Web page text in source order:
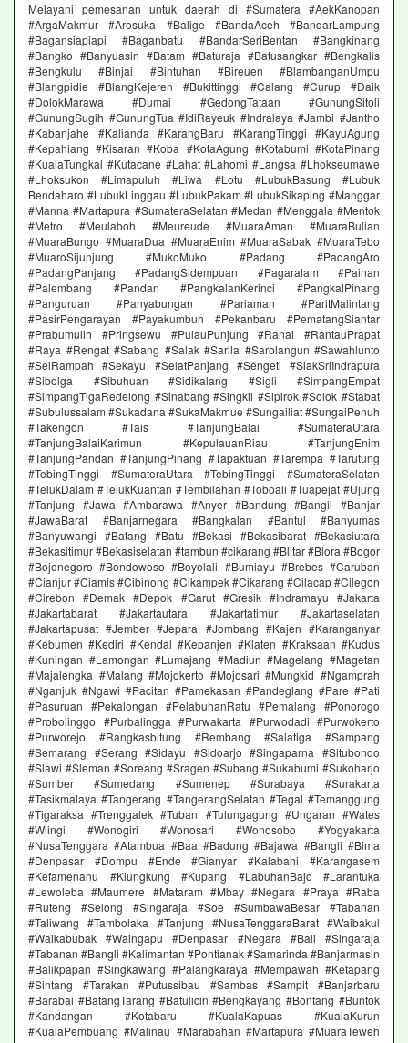
Melayani pemesanan untuk daerah di #Sumatera #AekKanopan
#ArgaMakmur #Arosuka #Balige #BandaAceh #BandarLampung
#Bagansiapiapi #Baganbatu #BandarSeriBentan #Bangkinang
#Bangko #Banyuasin #Batam #Baturaja #Batusangkar #Bengkalis
#Bengkulu #Binjai #Bintuhan #Bireuen #BlambanganUmpu
#Blangpidie #BlangKejeren #Bukittinggi #Calang #Curup #Daik
#DolokMarawa #Dumai #GedongTataan #GunungSitoli
#GunungSugih #GunungTua #IdiRayeuk #Indralaya #Jambi #Jantho
#Kabanjahe #Kalianda #KarangBaru #KarangTinggi #KayuAgung
#Kepahiang #Kisaran #Koba #KotaAgung #Kotabumi #KotaPinang
#KualaTungkal #Kutacane #Lahat #Lahomi #Langsa #Lhokseumawe
#Lhoksukon #Limapuluh #Liwa #Lotu #LubukBasung #Lubuk
Bendaharo #LubukLinggau #LubukPakam #LubukSikaping #Manggar
#Manna #Martapura #SumateraSelatan #Medan #Menggala #Mentok
#Metro #Meulaboh #Meureude #MuaraAman #MuaraBulian
#MuaraBungo #MuaraDua #MuaraEnim #MuaraSabak #MuaraTebo
#MuaroSijunjung #MukoMuko #Padang #PadangAro
#PadangPanjang #PadangSidempuan #Pagaralam #Painan
#Palembang #Pandan #PangkalanKerinci #PangkalPinang
#Panguruan #Panyabungan #Pariaman #ParitMalintang
#PasirPengarayan #Payakumbuh #Pekanbaru #PematangSiantar
#Prabumulih #Pringsewu #PulauPunjung #Ranai #RantauPrapat
#Raya #Rengat #Sabang #Salak #Sarila #Sarolangun #Sawahlunto
#SeiRampah #Sekayu #SelatPanjang #Sengeti #SiakSriIndrapura
#Sibolga #Sibuhuan #Sidikalang #Sigli #SimpangEmpat
#SimpangTigaRedelong #Sinabang #Singkil #Sipirok #Solok #Stabat
#Subulussalam #Sukadana #SukaMakmue #Sungailiat #SungaiPenuh
#Takengon #Tais #TanjungBalai #SumateraUtara
#TanjungBalaiKarimun #KepulauanRiau #TanjungEnim
#TanjungPandan #TanjungPinang #Tapaktuan #Tarempa #Tarutung
#TebingTinggi #SumateraUtara #TebingTinggi #SumateraSelatan
#TelukDalam #TelukKuantan #Tembilahan #Toboali #Tuapejat #Ujung
#Tanjung #Jawa #Ambarawa #Anyer #Bandung #Bangil #Banjar
#JawaBarat #Banjarnegara #Bangkalan #Bantul #Banyumas
#Banyuwangi #Batang #Batu #Bekasi #Bekasibarat #Bekasiutara
#Bekasitimur #Bekasiselatan #tambun #cikarang #Blitar #Blora #Bogor
#Bojonegoro #Bondowoso #Boyolali #Bumiayu #Brebes #Caruban
#Cianjur #Ciamis #Cibinong #Cikampek #Cikarang #Cilacap #Cilegon
#Cirebon #Demak #Depok #Garut #Gresik #Indramayu #Jakarta
#Jakartabarat #Jakartautara #Jakartatimur #Jakartaselatan
#Jakartapusat #Jember #Jepara #Jombang #Kajen #Karanganyar
#Kebumen #Kediri #Kendal #Kepanjen #Klaten #Kraksaan #Kudus
#Kuningan #Lamongan #Lumajang #Madiun #Magelang #Magetan
#Majalengka #Malang #Mojokerto #Mojosari #Mungkid #Ngamprah
#Nganjuk #Ngawi #Pacitan #Pamekasan #Pandeglang #Pare #Pati
#Pasuruan #Pekalongan #PelabuhanRatu #Pemalang #Ponorogo
#Probolinggo #Purbalingga #Purwakarta #Purwodadi #Purwokerto
#Purworejo #Rangkasbitung #Rembang #Salatiga #Sampang
#Semarang #Serang #Sidayu #Sidoarjo #Singaparna #Situbondo
#Slawi #Sleman #Soreang #Sragen #Subang #Sukabumi #Sukoharjo
#Sumber #Sumedang #Sumenep #Surabaya #Surakarta
#Tasikmalaya #Tangerang #TangerangSelatan #Tegal #Temanggung
#Tigaraksa #Trenggalek #Tuban #Tulungagung #Ungaran #Wates
#Wlingi #Wonogiri #Wonosari #Wonosobo #Yogyakarta
#NusaTenggara #Atambua #Baa #Badung #Bajawa #Bangli #Bima
#Denpasar #Dompu #Ende #Gianyar #Kalabahi #Karangasem
#Kefamenanu #Klungkung #Kupang #LabuhanBajo #Larantuka
#Lewoleba #Maumere #Mataram #Mbay #Negara #Praya #Raba
#Ruteng #Selong #Singaraja #Soe #SumbawaBesar #Tabanan
#Taliwang #Tambolaka #Tanjung #NusaTenggaraBarat #Waibakul
#Waikabubak #Waingapu #Denpasar #Negara #Bali #Singaraja
#Tabanan #Bangli #Kalimantan #Pontianak #Samarinda #Banjarmasin
#Balikpapan #Singkawang #Palangkaraya #Mempawah #Ketapang
#Sintang #Tarakan #Putussibau #Sambas #Sampit #Banjarbaru
#Barabai #BatangTarang #Batulicin #Bengkayang #Bontang #Buntok
#Kandangan #Kotabaru #KualaKapuas #KualaKurun
#KualaPembuang #Malinau #Marabahan #Martapura #MuaraTeweh